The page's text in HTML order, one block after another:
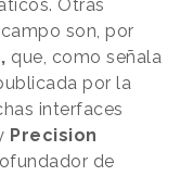
Otras
son, por
que, como señala
por la
interfaces
Precision
de